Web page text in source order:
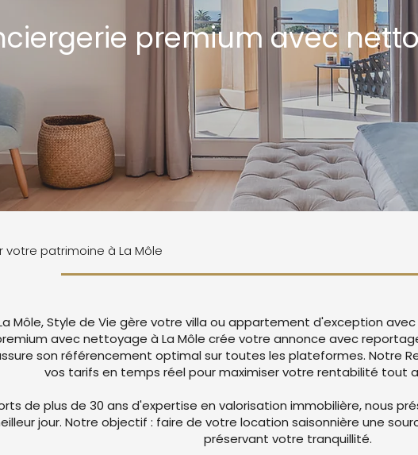
premium avec
votre patrimoine à La Môle
Môle, Style de Vie gère votre villa ou appartement d'exception
avec nettoyage à La Môle crée votre annonce avec
son référencement optimal sur toutes les plateformes. Notre
vos tarifs en temps réel pour maximiser votre rentabilité tout
de plus de 30 ans d'expertise en valorisation immobilière, nous
jour. Notre objectif : faire de votre location saisonnière une
préservant votre tranquillité.